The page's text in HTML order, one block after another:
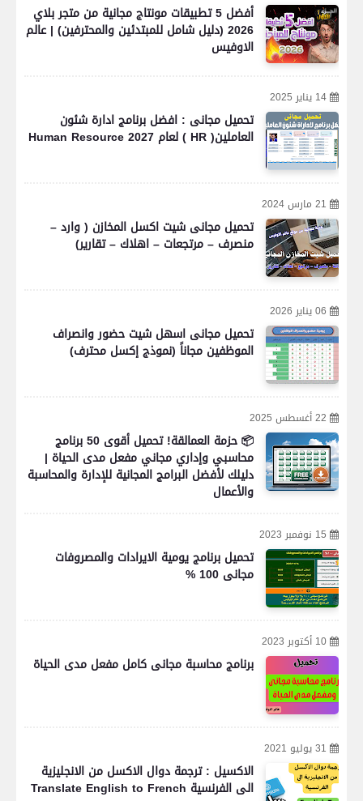
أفضل 5 تطبيقات مونتاج مجانية من متجر بلاي
2026 (دليل شامل للمبتدئين والمحترفين) | عالم
الاوفيس
14 يناير 2025
تحميل مجانى : افضل برنامج ادارة شئون
العاملين( HR ) لعام 2027 Human Resource
21 مارس 2024
تحميل مجانى شيت اكسل المخازن ( وارد –
منصرف – مرتجعات – اهلاك – تقارير)
06 يناير 2026
تحميل مجانى اسهل شيت حضور وانصراف
الموظفين مجاناً (نموذج إكسل محترف)
22 أغسطس 2025
📦 حزمة العمالقة! تحميل أقوى 50 برنامج
محاسبي وإداري مجاني مفعل مدى الحياة |
دليلك لأفضل البرامج المجانية للإدارة والمحاسبة
والأعمال
15 نوفمبر 2023
تحميل برنامج يومية الايرادات والمصروفات
مجانى 100 %
10 أكتوبر 2023
برنامج محاسبة مجانى كامل مفعل مدى الحياة
31 يوليو 2021
الاكسيل : ترجمة دوال الاكسل من الانجليزية
الى الفرنسية Translate English to French